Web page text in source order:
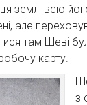
землі всю
але
там Шеві
карту.
з